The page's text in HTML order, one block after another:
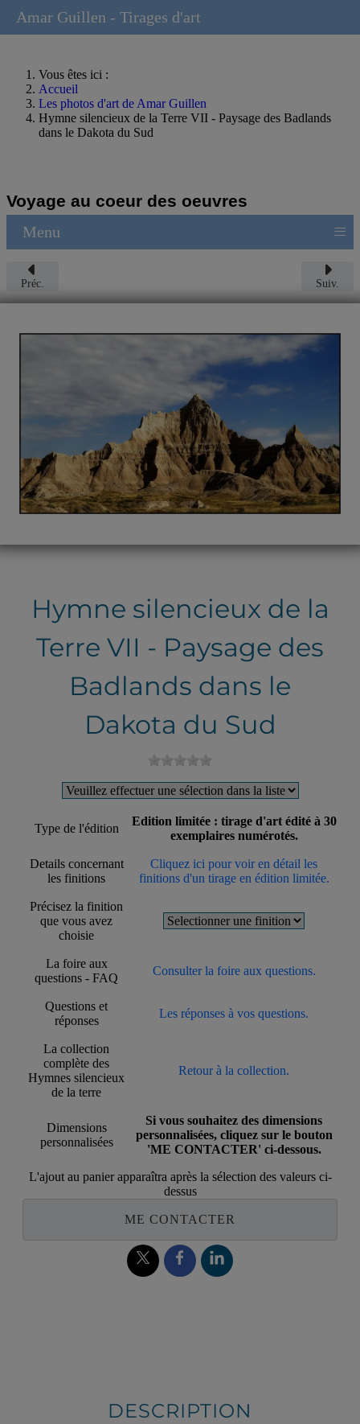
Vous êtes ici :
Accueil
Les photos d'art de Amar Guillen
Hymne silencieux de la Terre VII - Paysage des Badlands
dans le Dakota du Sud
Voyage au coeur des oeuvres
Menu ≡
Préc. Suiv.
Hymne silencieux de la
Terre VII - Paysage des
Badlands dans le
Dakota du Sud
Type de l'édition
Edition limitée : tirage d'art édité à 30
exemplaires numérotés.
Details concernant
les finitions
Cliquez ici pour voir en détail les
finitions d'un tirage en édition limitée.
Précisez la finition
que vous avez
choisie
La foire aux
questions - FAQ
Consulter la foire aux questions.
Questions et
réponses
Les réponses à vos questions.
La collection
complète des
Hymnes silencieux
de la terre
Retour à la collection.
Dimensions
personnalisées
Si vous souhaitez des dimensions
personnalisées, cliquez sur le bouton
'ME CONTACTER' ci-dessous.
L'ajout au panier apparaîtra après la sélection des valeurs ci-
dessus
ME CONTACTER
DESCRIPTION
Amar Guillen - Tirages d'art